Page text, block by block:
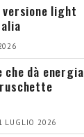
versione light
che dà energia
LUGLIO 2026